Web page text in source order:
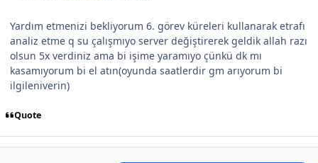
Yardım etmenizi bekliyorum 6. görev küreleri kullanarak etrafı
analiz etme q su çalışmıyo server değiştirerek geldik allah razı
olsun 5x verdiniz ama bi işime yaramıyo çünkü dk mı
kasamıyorum bi el atın(oyunda saatlerdir gm arıyorum bi
ilgileniverin)
Quote